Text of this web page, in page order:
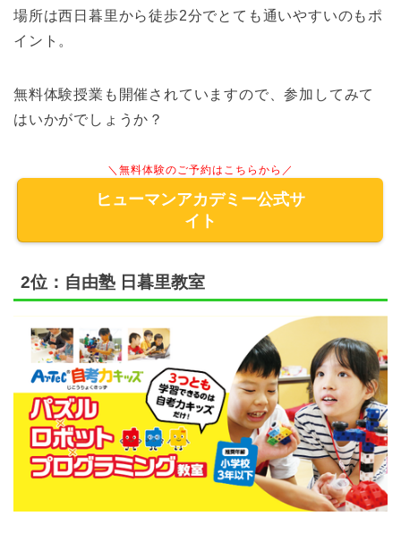
場所は西日暮里から徒歩2分でとても通いやすいのもポ
イント。
無料体験授業も開催されていますので、参加してみて
はいかがでしょうか？
＼無料体験のご予約はこちらから／
ヒューマンアカデミー公式サ
イト
2位：自由塾 日暮里教室